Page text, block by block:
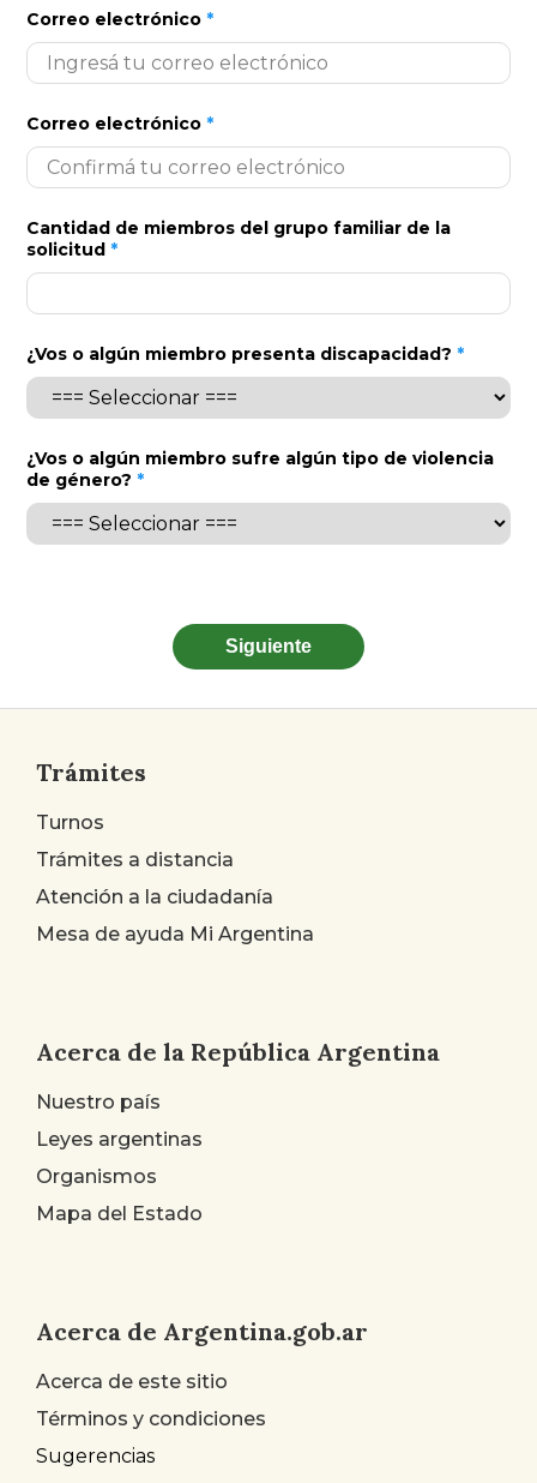
Correo electrónico *
Correo electrónico *
Cantidad de miembros del grupo familiar de la
solicitud *
¿Vos o algún miembro presenta discapacidad? *
¿Vos o algún miembro sufre algún tipo de violencia
de género? *
Siguiente
Trámites
Turnos
Trámites a distancia
Atención a la ciudadanía
Mesa de ayuda Mi Argentina
Acerca de la República Argentina
Nuestro país
Leyes argentinas
Organismos
Mapa del Estado
Acerca de Argentina.gob.ar
Acerca de este sitio
Términos y condiciones
Sugerencias